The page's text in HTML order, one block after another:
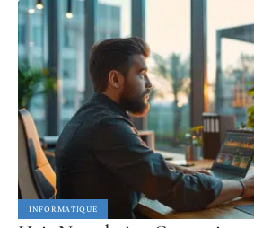
INFORMATIQUE